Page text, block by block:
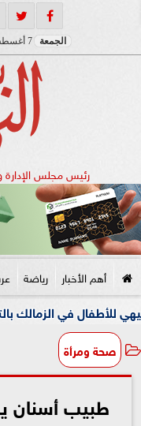
الجمعة 7 أغسطس 2026
رئيس مجلس الإدارة
أهم الأخبار رياضة
الزمالك بالتعاون مع
صحة ومرأة
طبيب أسنان